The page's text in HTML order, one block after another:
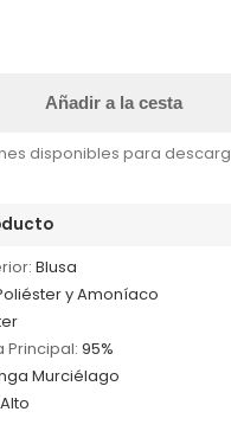
Añadir a la cesta
disponibles para
Blusa
y Amoníaco
Principal: 95%
Murciélago